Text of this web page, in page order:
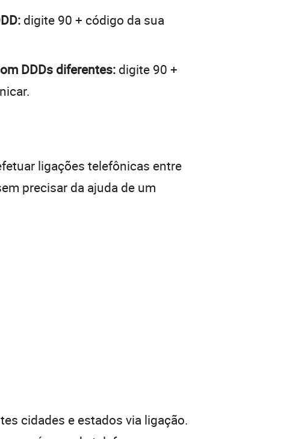
digite 90 + código da sua
DDDs diferentes: digite 90 +
ligações telefônicas entre
precisar da ajuda de um
cidades e estados via ligação.